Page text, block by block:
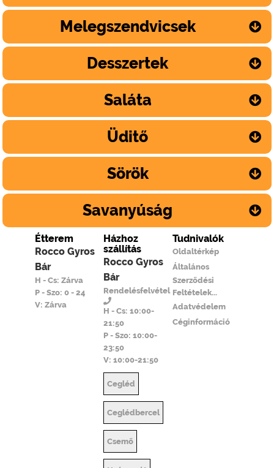
Melegszendvicsek
Desszertek
Saláta
Üditő
Sörök
Savanyúság
Étterem
Rocco Gyros
Bár
H - Cs: Zárva
P - Szo: 0 - 24
V: Zárva
Házhoz
szállítás
Rocco Gyros
Bár
Rendelésfelvétel
H - Cs: 10:00-
21:50
P - Szo: 10:00-
23:50
V: 10:00-21:50
Cegléd
Ceglédbercel
Csemő
Tudnivalók
Oldaltérkép
Általános
Szerződési
Feltételek...
Adatvédelem
Céginformáció